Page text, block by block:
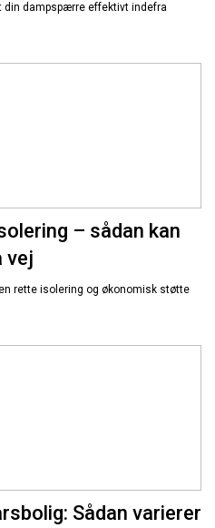
dampspærre effektivt indefra
– sådan kan
vej
rette isolering og økonomisk støtte
Sådan varierer